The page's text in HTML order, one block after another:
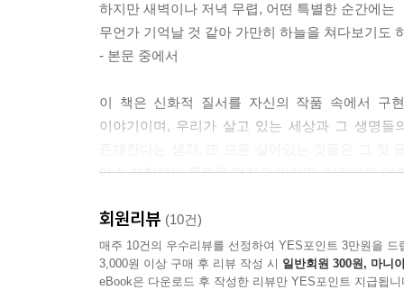
하지만 새벽이나 저녁 무렵, 어떤 특별한 순간에는
무언가 기억날 것 같아 가만히 하늘을 쳐다보기도
- 본문 중에서
이 책은 신화적 질서를 자신의 작품 속에서 구
이야기이며, 우리가 살고 있는 세상과 그 생명들
다소 철학적인 물음을 던지고 있지만, 어린이와
지구가 탄생하기 전, 혼돈 속에 존재하던 ‘달의 왕
이 공간을 돌봄으로써 ‘낮’과 ‘밤’만 존재하던 우
지구와 우리가 어디에서 시작되어 왔는지 근원에
회원리뷰 (10건)
매주 10건의 우수리뷰를 선정하여 YES포인트 3만원을 드
3,000원 이상 구매 후 리뷰 작성 시 일반회원 300원, 마니
eBook은 다운로드 후 작성한 리뷰만 YES포인트 지급됩니